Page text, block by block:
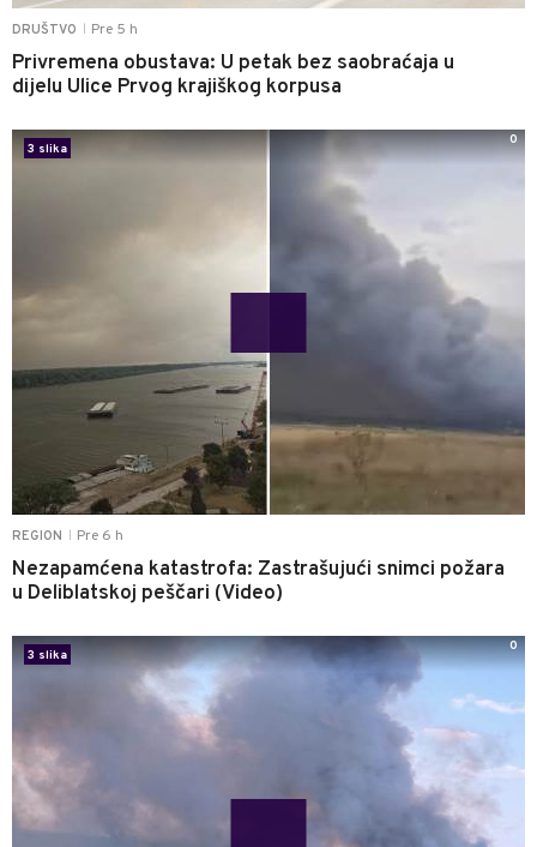
DRUŠTVO Pre 5 h
Privremena obustava: U petak bez saobraćaja u
dijelu Ulice Prvog krajiškog korpusa
REGION Pre 6 h
Nezapamćena katastrofa: Zastrašujući snimci požara
u Deliblatskoj peščari (Video)
3 slika
0
3 slika
0